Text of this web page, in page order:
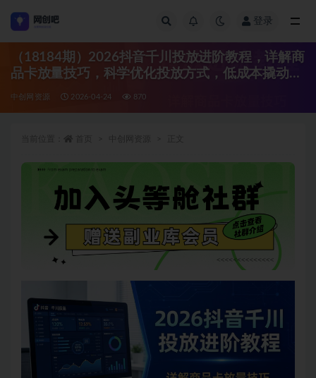
登录
（18184期）2026抖音千川投放进阶教程，详解商
品卡放量技巧，科学优化投放方式，低成本撬动精
准订单
中创网资源 2026-04-24 870